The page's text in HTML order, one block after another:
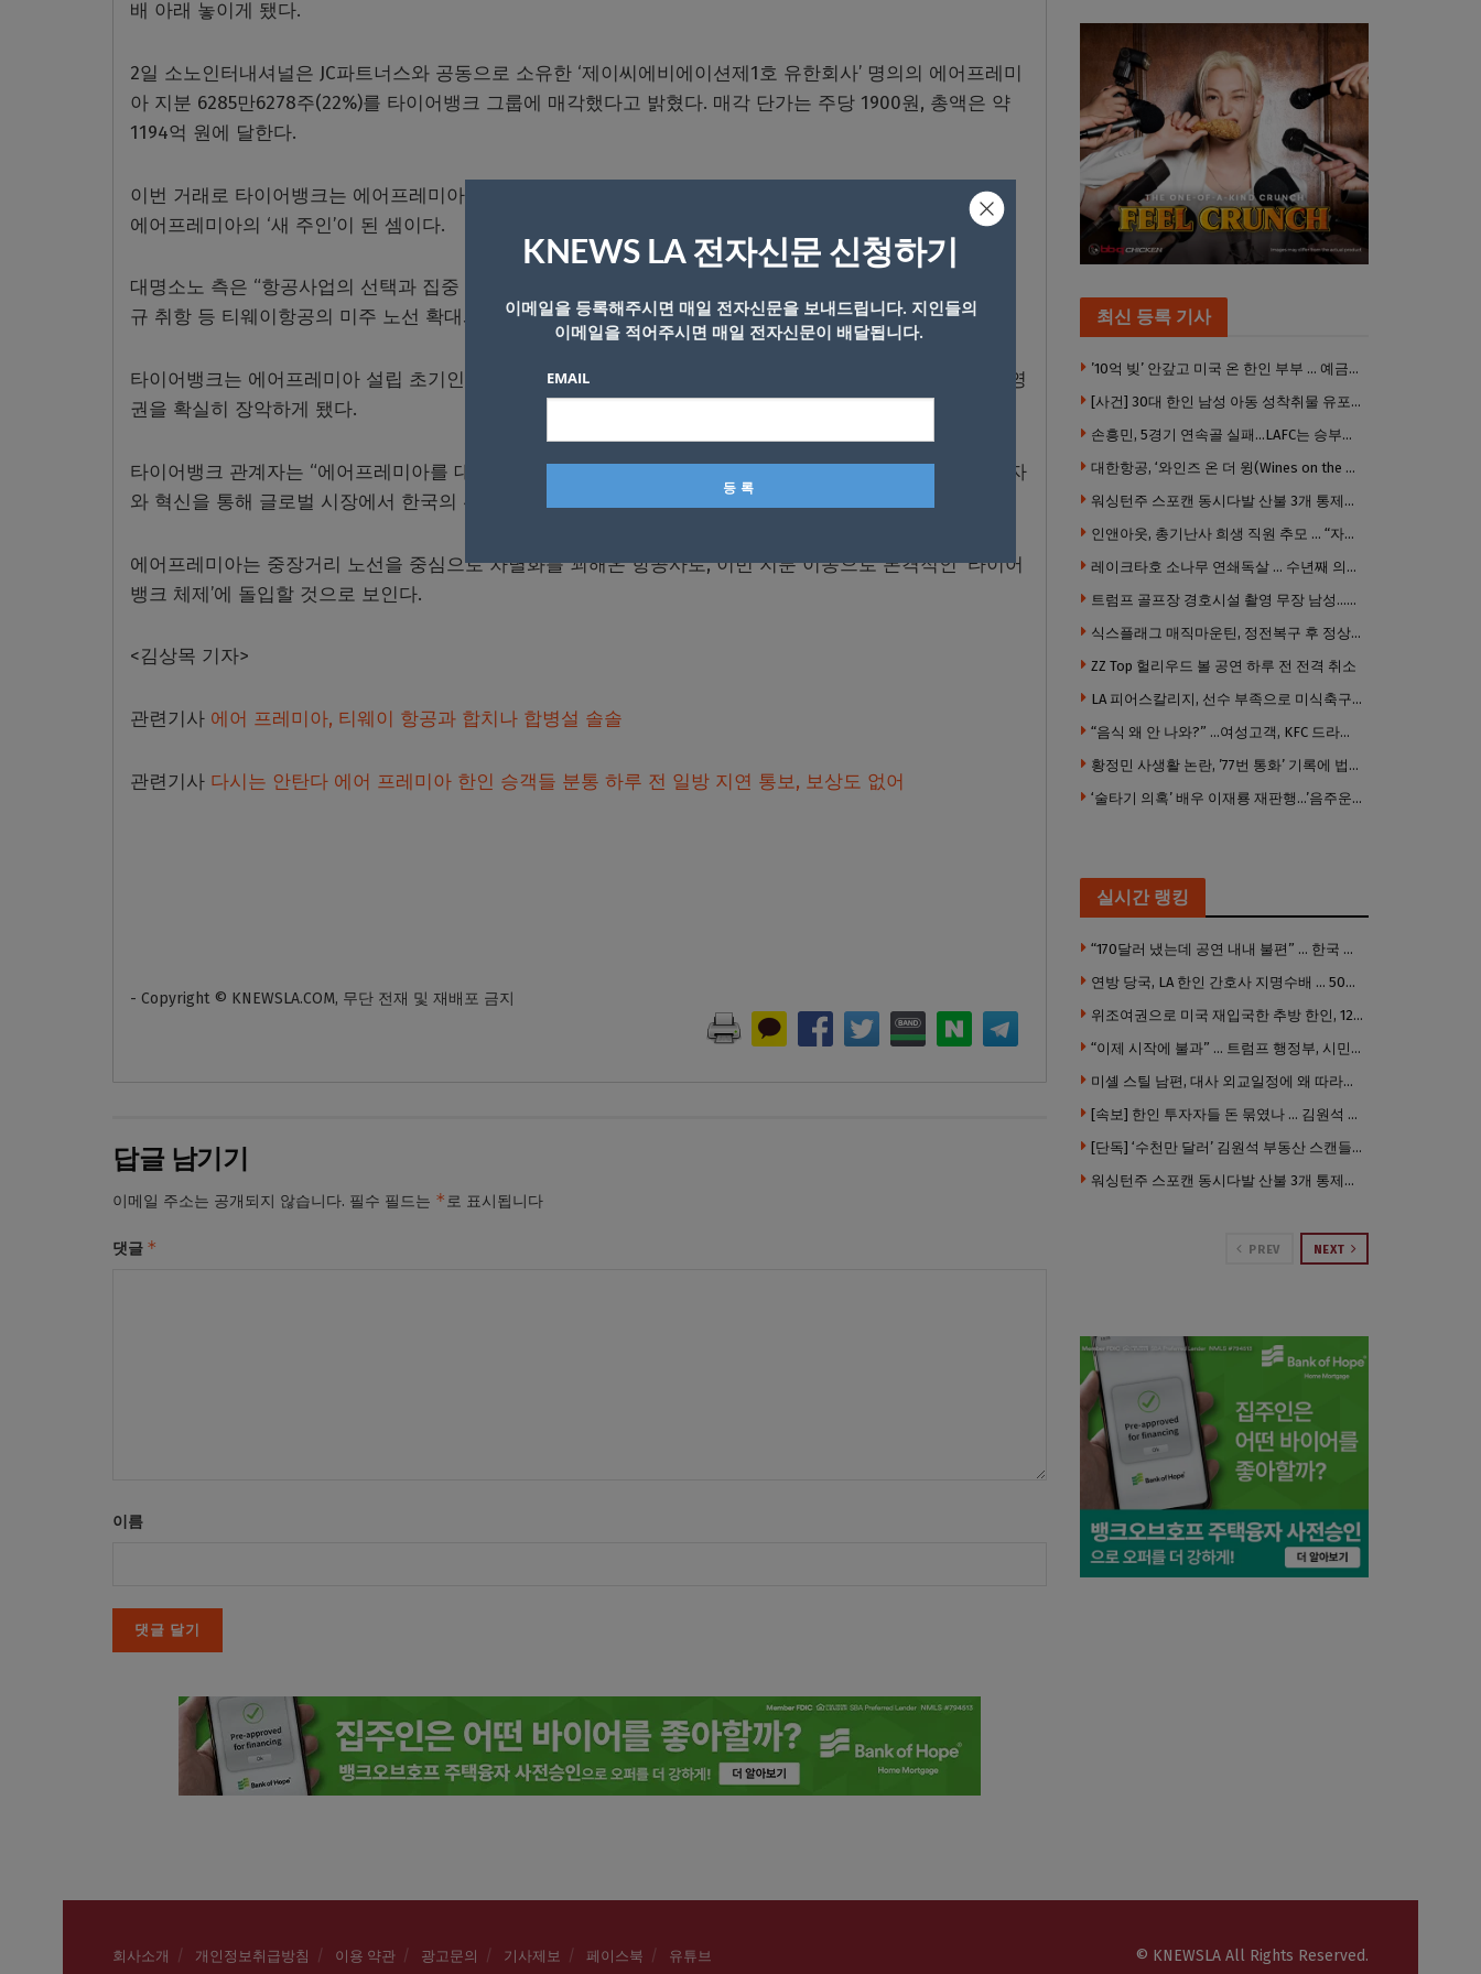
배 아래 놓이게 됐다.
2일 소노인터내셔널은 JC파트너스와 공동으로 소유한 ‘제이씨에비에이션제1호 유한회사’ 명의의 에어프레미
아 지분 6285만6278주(22%)를 타이어뱅크 그룹에 매각했다고 밝혔다. 매각 단가는 주당 1900원, 총액은 약
1194억 원에 달한다.
이번 거래로 타이어뱅크는 에어프레미아 지분 70% 이상을 확보하며 최대 주주 지위를 공고히 했다. 사실상
에어프레미아의 ‘새 주인’이 된 셈이다.
대명소노 측은 “항공사업의 선택과 집중 차원에서 티웨이항공에 집중하기로 했다”며 “7월 캐나다 밴쿠버 신
규 취항 등 티웨이항공의 미주 노선 확대와 중장기 전략 실행에 집중하겠다”고 밝혔다.
타이어뱅크는 에어프레미아 설립 초기인 2018년부터 간접·직접 투자를 이어왔으며, 이번 지분 매입으로 경영
권을 확실히 장악하게 됐다.
타이어뱅크 관계자는 “에어프레미아를 대한민국을 대표하는 고품격 항공사로 육성하겠다”며 “지속적인 투자
와 혁신을 통해 글로벌 시장에서 한국의 위상을 높이는 데 기여하겠다”고 밝혔다.
에어프레미아는 중장거리 노선을 중심으로 차별화를 꾀해온 항공사로, 이번 지분 이동으로 본격적인 ‘타이어
뱅크 체제’에 돌입할 것으로 보인다.
<김상목 기자>
관련기사 에어 프레미아, 티웨이 항공과 합치나 합병설 솔솔
관련기사 다시는 안탄다 에어 프레미아 한인 승객들 분통 하루 전 일방 지연 통보, 보상도 없어
- Copyright © KNEWSLA.COM, 무단 전재 및 재배포 금지
답글 남기기
이메일 주소는 공개되지 않습니다. 필수 필드는 *로 표시됩니다
댓글 *
이름
최신 등록 기사
’10억 빚’ 안갚고 미국 온 한인 부부 … 예금보험공사, 미국서 소송
[사건] 30대 한인 남성 아동 성착취물 유포 혐의로 체포
손흥민, 5경기 연속골 실패…LAFC는 승부차기 끝 과달라하라 격파
대한항공, ‘와인즈 온 더 윙(Wines on the Wing) 2026’ 5개 부문 수상
워싱턴주 스포캔 동시다발 산불 3개 통제불능 상태 … 이재민 수십만명
인앤아웃, 총기난사 희생 직원 추모 … “자신의 매장 운영이 꿈이었다”
레이크타호 소나무 연쇄독살 … 수년째 의문의 환경테러
트럼프 골프장 경호시설 촬영 무장 남성…가짜 국무부 직원 행세까지
식스플래그 매직마운틴, 정전복구 후 정상 개장…운영시간 오후 10시까지 연장
ZZ Top 헐리우드 볼 공연 하루 전 전격 취소
LA 피어스칼리지, 선수 부족으로 미식축구팀 시즌 전격 중단
“음식 왜 안 나와?” …여성고객, KFC 드라이브 스루서 소총 위협
황정민 사생활 논란, ’77번 통화’ 기록에 법조계 주목
‘술타기 의혹’ 배우 이재룡 재판행…’음주운전’ 혐의는 제외
실시간 랭킹
“170달러 냈는데 공연 내내 불편” … 한국 코미디언 LA공연, 음향 불량에 외모 비하 개그 논란
연방 당국, LA 한인 간호사 지명수배 … 500만 달러 메디캐어 사기, 선고 직전 한국 도주
위조여권으로 미국 재입국한 추방 한인, 120만 달러 은행 사기 행각
“이제 시작에 불과” … 트럼프 행정부, 시민권 박탈 본격화
미셸 스틸 남편, 대사 외교일정에 왜 따라갔나 … “매우 이례적”
[속보] 한인 투자자들 돈 묶였나 … 김원석 회사들 챕터7 강제파산·자진파산 잇따라 신청
[단독] ‘수천만 달러’ 김원석 부동산 스캔들 새 국면 … 한인 투자자들 소송 잇따라 ‘디폴트’ 절차
워싱턴주 스포캔 동시다발 산불 3개 통제불능 상태 … 이재민 수십만명
PREV NEXT
회사소개 개인정보취급방침 이용 약관 광고문의 기사제보 페이스북 유튜브 © KNEWSLA All Rights Reserved.
KNEWS LA 전자신문 신청하기
이메일을 등록해주시면 매일 전자신문을 보내드립니다. 지인들의
이메일을 적어주시면 매일 전자신문이 배달됩니다.
EMAIL